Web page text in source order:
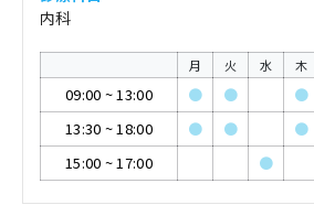
内科
月 火 水 木
09:00 ~13:00 ● ● ●
13:30 ~18:00 ● ● ●
15:00 ~17:00 ●